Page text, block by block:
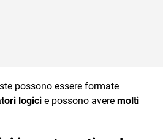
possono essere formate
logici e possono avere molti